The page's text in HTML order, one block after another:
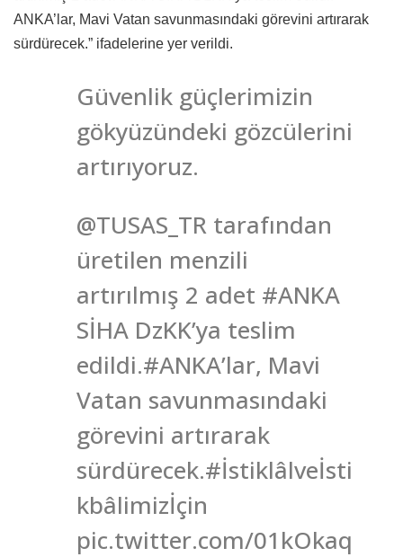
ANKA’lar, Mavi Vatan savunmasındaki görevini artırarak
sürdürecek.” ifadelerine yer verildi.
Güvenlik güçlerimizin
gökyüzündeki gözcülerini
artırıyoruz.
@TUSAS_TR tarafından
üretilen menzili
artırılmış 2 adet #ANKA
SİHA DzKK’ya teslim
edildi.#ANKA’lar, Mavi
Vatan savunmasındaki
görevini artırarak
sürdürecek.#İstiklâlveİsti
kbâlimizİçin
pic.twitter.com/01kOkaq